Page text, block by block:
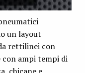
un layout
rettilinei con
con ampi tempi di